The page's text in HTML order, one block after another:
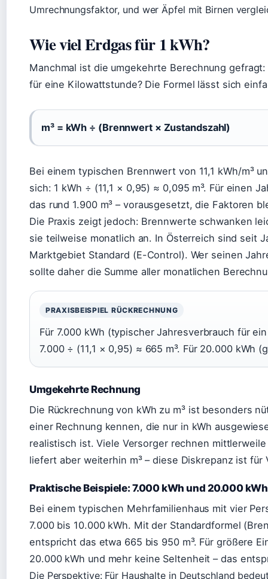
Umrechnungsfaktor, und wer Äpfel mit Birnen
Wie viel Erdgas für 1 kWh?
Manchmal ist die umgekehrte Berechnung
für eine Kilowattstunde? Die Formel lässt sich
m³ = kWh ÷ (Brennwert × Zustandszahl)
Bei einem typischen Brennwert von 11,1 kWh/m³
sich: 1 kWh ÷ (11,1 × 0,95) ≈ 0,095 m³. Für einen
das rund 1.900 m³ – vorausgesetzt, die Faktoren
Die Praxis zeigt jedoch: Brennwerte schwanken
sie teilweise monatlich an. In Österreich sind seit
Marktgebiet Standard (E-Control). Wer seinen
sollte daher die Summe aller monatlichen
PRAXISBEISPIEL RÜCKRECHNUNG
Für 7.000 kWh (typischer Jahresverbrauch für
7.000 ÷ (11,1 × 0,95) ≈ 665 m³. Für 20.000 kWh
Umgekehrte Rechnung
Die Rückrechnung von kWh zu m³ ist besonders
einer Rechnung kennen, die nur in kWh
realistisch ist. Viele Versorger rechnen
liefert aber weiterhin m³ – diese Diskrepanz ist für
Praktische Beispiele: 7.000 kWh und 20.000
Bei einem typischen Mehrfamilienhaus mit vier
7.000 bis 10.000 kWh. Mit der Standardformel
entspricht das etwa 665 bis 950 m³. Für größere
20.000 kWh und mehr keine Seltenheit – das
Die Perspektive: Für Haushalte in Deutschland